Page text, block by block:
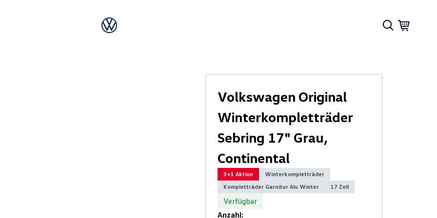
Volkswagen Original
Winterkompletträder
Sebring 17" Grau,
Continental
3+1 Aktion
Winterkompletträder
Kompletträder Garnitur Alu Winter
17 Zoll
Verfügbar
Anzahl: